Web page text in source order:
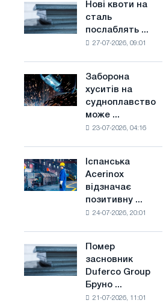
виробництва
на
основі
водню
у
Нові
квоти
на
в
Сполученому
Нові квоти на
сталь
послаблять ...
27-07-2026, 09:01
Заборона
хуситів
на
судноплавство
Саудівської
сталі
Заборона
хуситів на
судноплавство
може ...
23-07-2026, 04:16
Іспанська
Acerinox
відзначає
півріччі
по
Іспанська
Acerinox
відзначає
позитивну ...
24-07-2026, 20:01
Помер
засновник
Duferco
Помер
засновник
Duferco Group
Бруно ...
21-07-2026, 11:01